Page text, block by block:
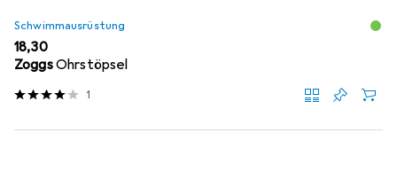
Schwimmausrüstung
EUR
18,30
ZoggsOhrstöpsel
1